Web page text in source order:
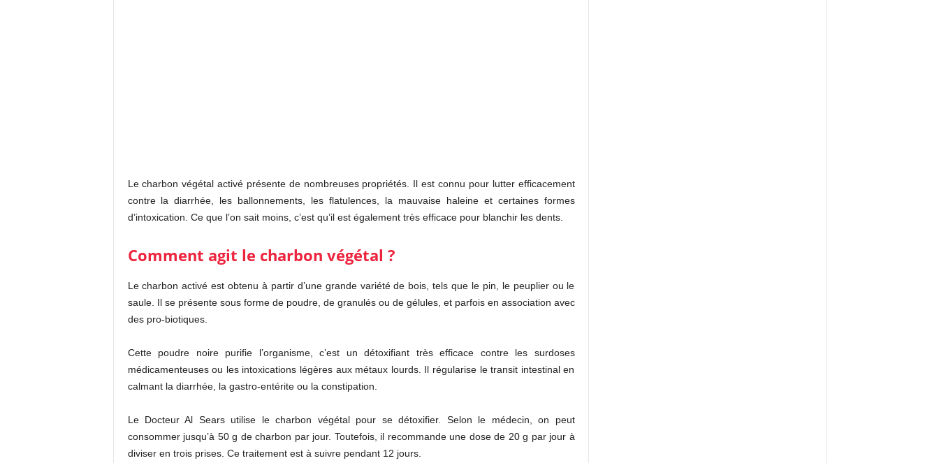
Le charbon végétal activé présente de nombreuses propriétés. Il est connu pour lutter efficacement
contre la diarrhée, les ballonnements, les flatulences, la mauvaise haleine et certaines formes
d’intoxication. Ce que l’on sait moins, c’est qu’il est également très efficace pour blanchir les dents.
Comment agit le charbon végétal ?
Le charbon activé est obtenu à partir d’une grande variété de bois, tels que le pin, le peuplier ou le
saule. Il se présente sous forme de poudre, de granulés ou de gélules, et parfois en association avec
des pro-biotiques.
Cette poudre noire purifie l’organisme, c’est un détoxifiant très efficace contre les surdoses
médicamenteuses ou les intoxications légères aux métaux lourds. Il régularise le transit intestinal en
calmant la diarrhée, la gastro-entérite ou la constipation.
Le Docteur Al Sears utilise le charbon végétal pour se détoxifier. Selon le médecin, on peut
consommer jusqu’à 50 g de charbon par jour. Toutefois, il recommande une dose de 20 g par jour à
diviser en trois prises. Ce traitement est à suivre pendant 12 jours.